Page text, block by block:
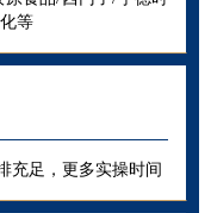
等
充足，更多实操时间